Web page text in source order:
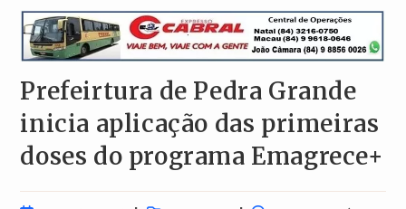
Prefeirtura de Pedra Grande
inicia aplicação das primeiras
doses do programa Emagrece+